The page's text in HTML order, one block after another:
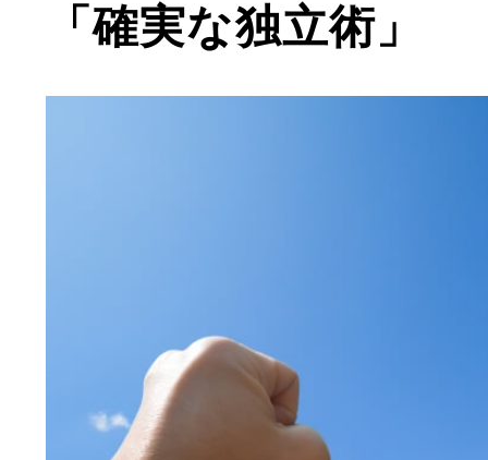
「確実な独立術」